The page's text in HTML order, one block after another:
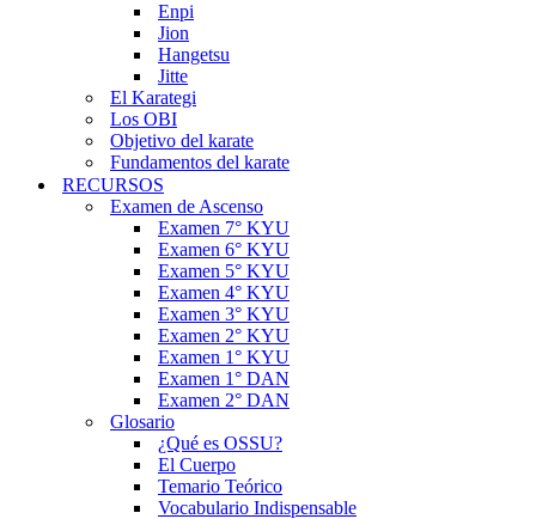
Enpi
Jion
Hangetsu
Jitte
El Karategi
Los OBI
Objetivo del karate
Fundamentos del karate
RECURSOS
Examen de Ascenso
Examen 7° KYU
Examen 6° KYU
Examen 5° KYU
Examen 4° KYU
Examen 3° KYU
Examen 2° KYU
Examen 1° KYU
Examen 1° DAN
Examen 2° DAN
Glosario
¿Qué es OSSU?
El Cuerpo
Temario Teórico
Vocabulario Indispensable